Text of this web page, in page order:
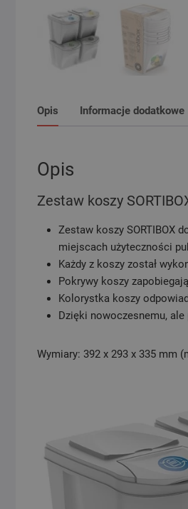
Opis Informacje dodatkowe
Opis
Zestaw koszy
Zestaw koszy SORTIBOX
miejscach użyteczności
Każdy z koszy został
Pokrywy koszy
Kolorystka koszy
Dzięki nowoczesnemu,
Wymiary: 392 x 293 x 335 mm